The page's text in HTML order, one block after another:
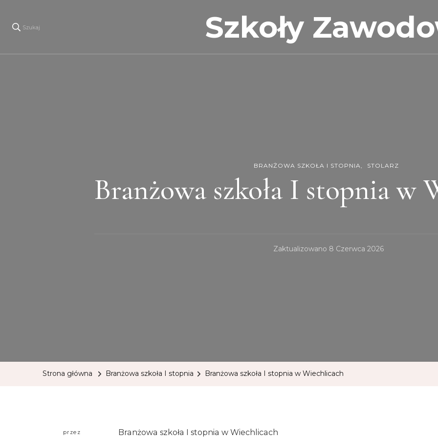
Szukaj Szkoły
BRANŻOWA SZKOŁA I STOPNIA STOLARZ
Branżowa szkoła I stopnia w
Zaktualizowano 8 Czerwca 2026
Strona główna Branżowa szkoła I stopnia Branżowa szkoła I stopnia w Wiechlicach
przez Branżowa szkoła I stopnia w Wiechlicach